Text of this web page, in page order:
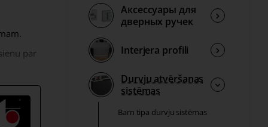
par
Аксессуары для
дверных ручек
Interjera profili
Durvju atvēršanas
sistēmas
Barn tipa durvju sistēmas